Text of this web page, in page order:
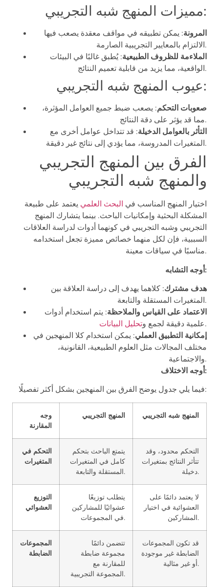
مميزات المنهج شبه التجريبي:
المرونة: يمكن تطبيقه في مواقف معقدة يصعب فيها
الالتزام بالمعايير التجريبية الصارمة.
الملاءمة للظروف الطبيعية: يُطبق غالبًا في البيئات
الواقعية، مما يزيد من قابلية تعميم النتائج.
عيوب المنهج شبه التجريبي:
صعوبات التحكم: يصعب ضبط جميع العوامل المؤثرة،
مما قد يؤثر على دقة النتائج.
التأثر بالعوامل الدخيلة: قد تتداخل عوامل أخرى مع
المتغيرات المدروسة، مما يؤدي إلى نتائج غير دقيقة.
الفرق بين المنهج التجريبي
والمنهج شبه التجريبي
اختيار المنهج المناسب في البحث العلمي يعتمد على طبيعة
المشكلة البحثية وإمكانيات الباحث. بينما يتشارك المنهج
التجريبي وشبه التجريبي في كونهما أدوات لدراسة العلاقات
السببية، فإن لكل منهما خصائص مميزة تجعل استخدامه
مناسبًا في سياقات معينة.
أوجه التشابه:
هدف مشترك: كلاهما يهدف إلى دراسة العلاقة بين
المتغيرات المستقلة والتابعة.
الاعتماد على القياس والملاحظة: يتم استخدام أدوات
علمية دقيقة لجمع وتحليل البيانات
.
إمكانية التطبيق العملي: يمكن استخدام كلا المنهجين في
مختلف المجالات مثل العلوم الطبيعية، القانونية،
والاجتماعية.
أوجه الاختلاف:
فيما يلي جدول يوضح الفرق بين المنهجين بشكل أكثر تفصيلًا:
وجه
المقارنة
المنهج التجريبي المنهج شبه التجريبي
التحكم في
المتغيرات
يتمتع الباحث بتحكم
كامل في المتغيرات
المستقلة والتابعة.
التحكم محدود، وقد
تتأثر النتائج بمتغيرات
دخيلة.
التوزيع
العشوائي
يتطلب توزيعًا
عشوائيًا للمشاركين
في المجموعات.
لا يعتمد دائمًا على
العشوائية في اختيار
المشاركين.
المجموعات
الضابطة
تتضمن دائمًا
مجموعة ضابطة
للمقارنة مع
المجموعة التجريبية.
قد تكون المجموعات
الضابطة غير موجودة
أو غير مثالية.